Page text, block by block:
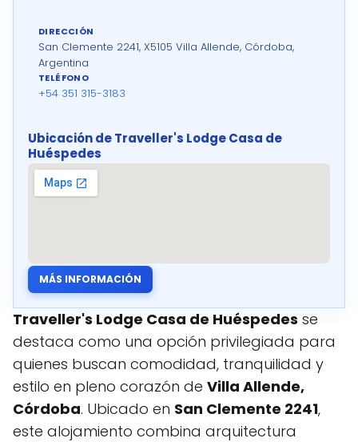
DIRECCIÓN
San Clemente 2241, X5105 Villa Allende, Córdoba,
Argentina
TELÉFONO
+54 351 315-3183
Ubicación de Traveller's Lodge Casa de
Huéspedes
MÁS INFORMACIÓN
Traveller's Lodge Casa de Huéspedes se
destaca como una opción privilegiada para
quienes buscan comodidad, tranquilidad y
estilo en pleno corazón de Villa Allende,
Córdoba. Ubicado en San Clemente 2241,
este alojamiento combina arquitectura